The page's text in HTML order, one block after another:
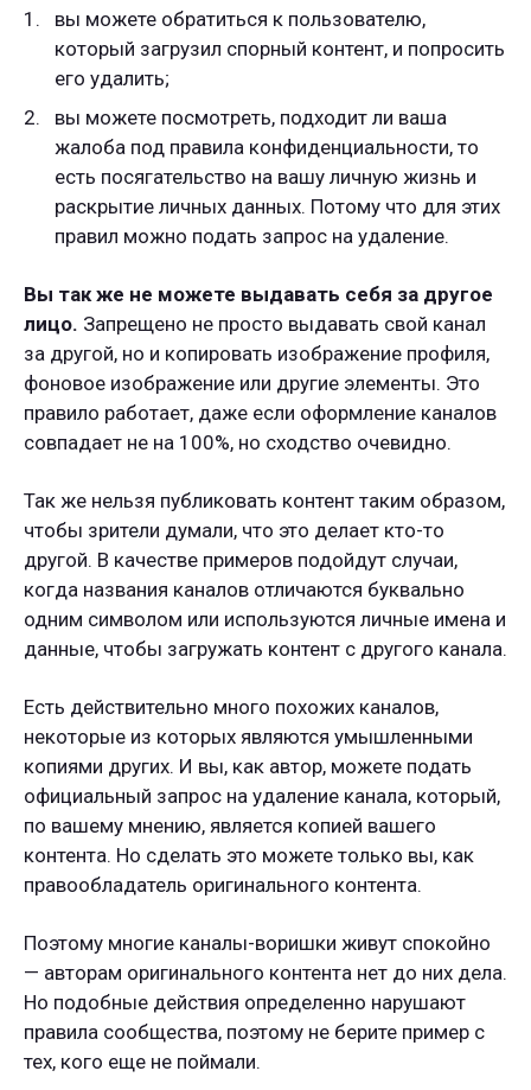
вы можете обратиться к пользователю,
который загрузил спорный контент, и попросить
его удалить;
вы можете посмотреть, подходит ли ваша
жалоба под правила конфиденциальности, то
есть посягательство на вашу личную жизнь и
раскрытие личных данных. Потому что для этих
правил можно подать запрос на удаление.
Вы так же не можете выдавать себя за другое
лицо. Запрещено не просто выдавать свой канал
за другой, но и копировать изображение профиля,
фоновое изображение или другие элементы. Это
правило работает, даже если оформление каналов
совпадает не на 100%, но сходство очевидно.
Так же нельзя публиковать контент таким образом,
чтобы зрители думали, что это делает кто-то
другой. В качестве примеров подойдут случаи,
когда названия каналов отличаются буквально
одним символом или используются личные имена и
данные, чтобы загружать контент с другого канала.
Есть действительно много похожих каналов,
некоторые из которых являются умышленными
копиями других. И вы, как автор, можете подать
официальный запрос на удаление канала, который,
по вашему мнению, является копией вашего
контента. Но сделать это можете только вы, как
правообладатель оригинального контента.
Поэтому многие каналы-воришки живут спокойно
— авторам оригинального контента нет до них дела.
Но подобные действия определенно нарушают
правила сообщества, поэтому не берите пример с
тех, кого еще не поймали.